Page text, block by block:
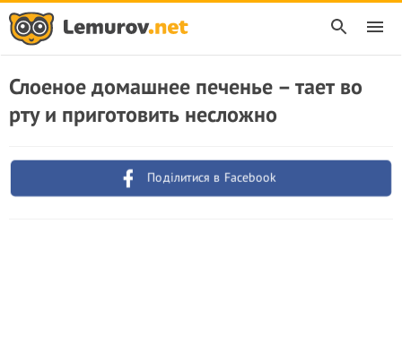
Слоеное домашнее печенье – тает во
рту и приготовить несложно
Поділитися в Facebook